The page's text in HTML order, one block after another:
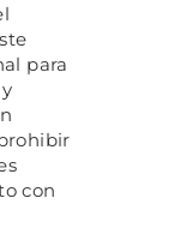
para
con